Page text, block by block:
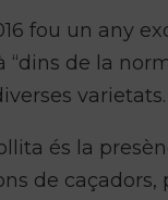
fou un any
de la
varietats.
és la
de